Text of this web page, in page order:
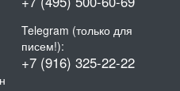
Telegram (только для
писем!):
+7 (916) 325-22-22